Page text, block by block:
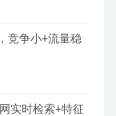
竞争小+流量稳
实时检索+特征